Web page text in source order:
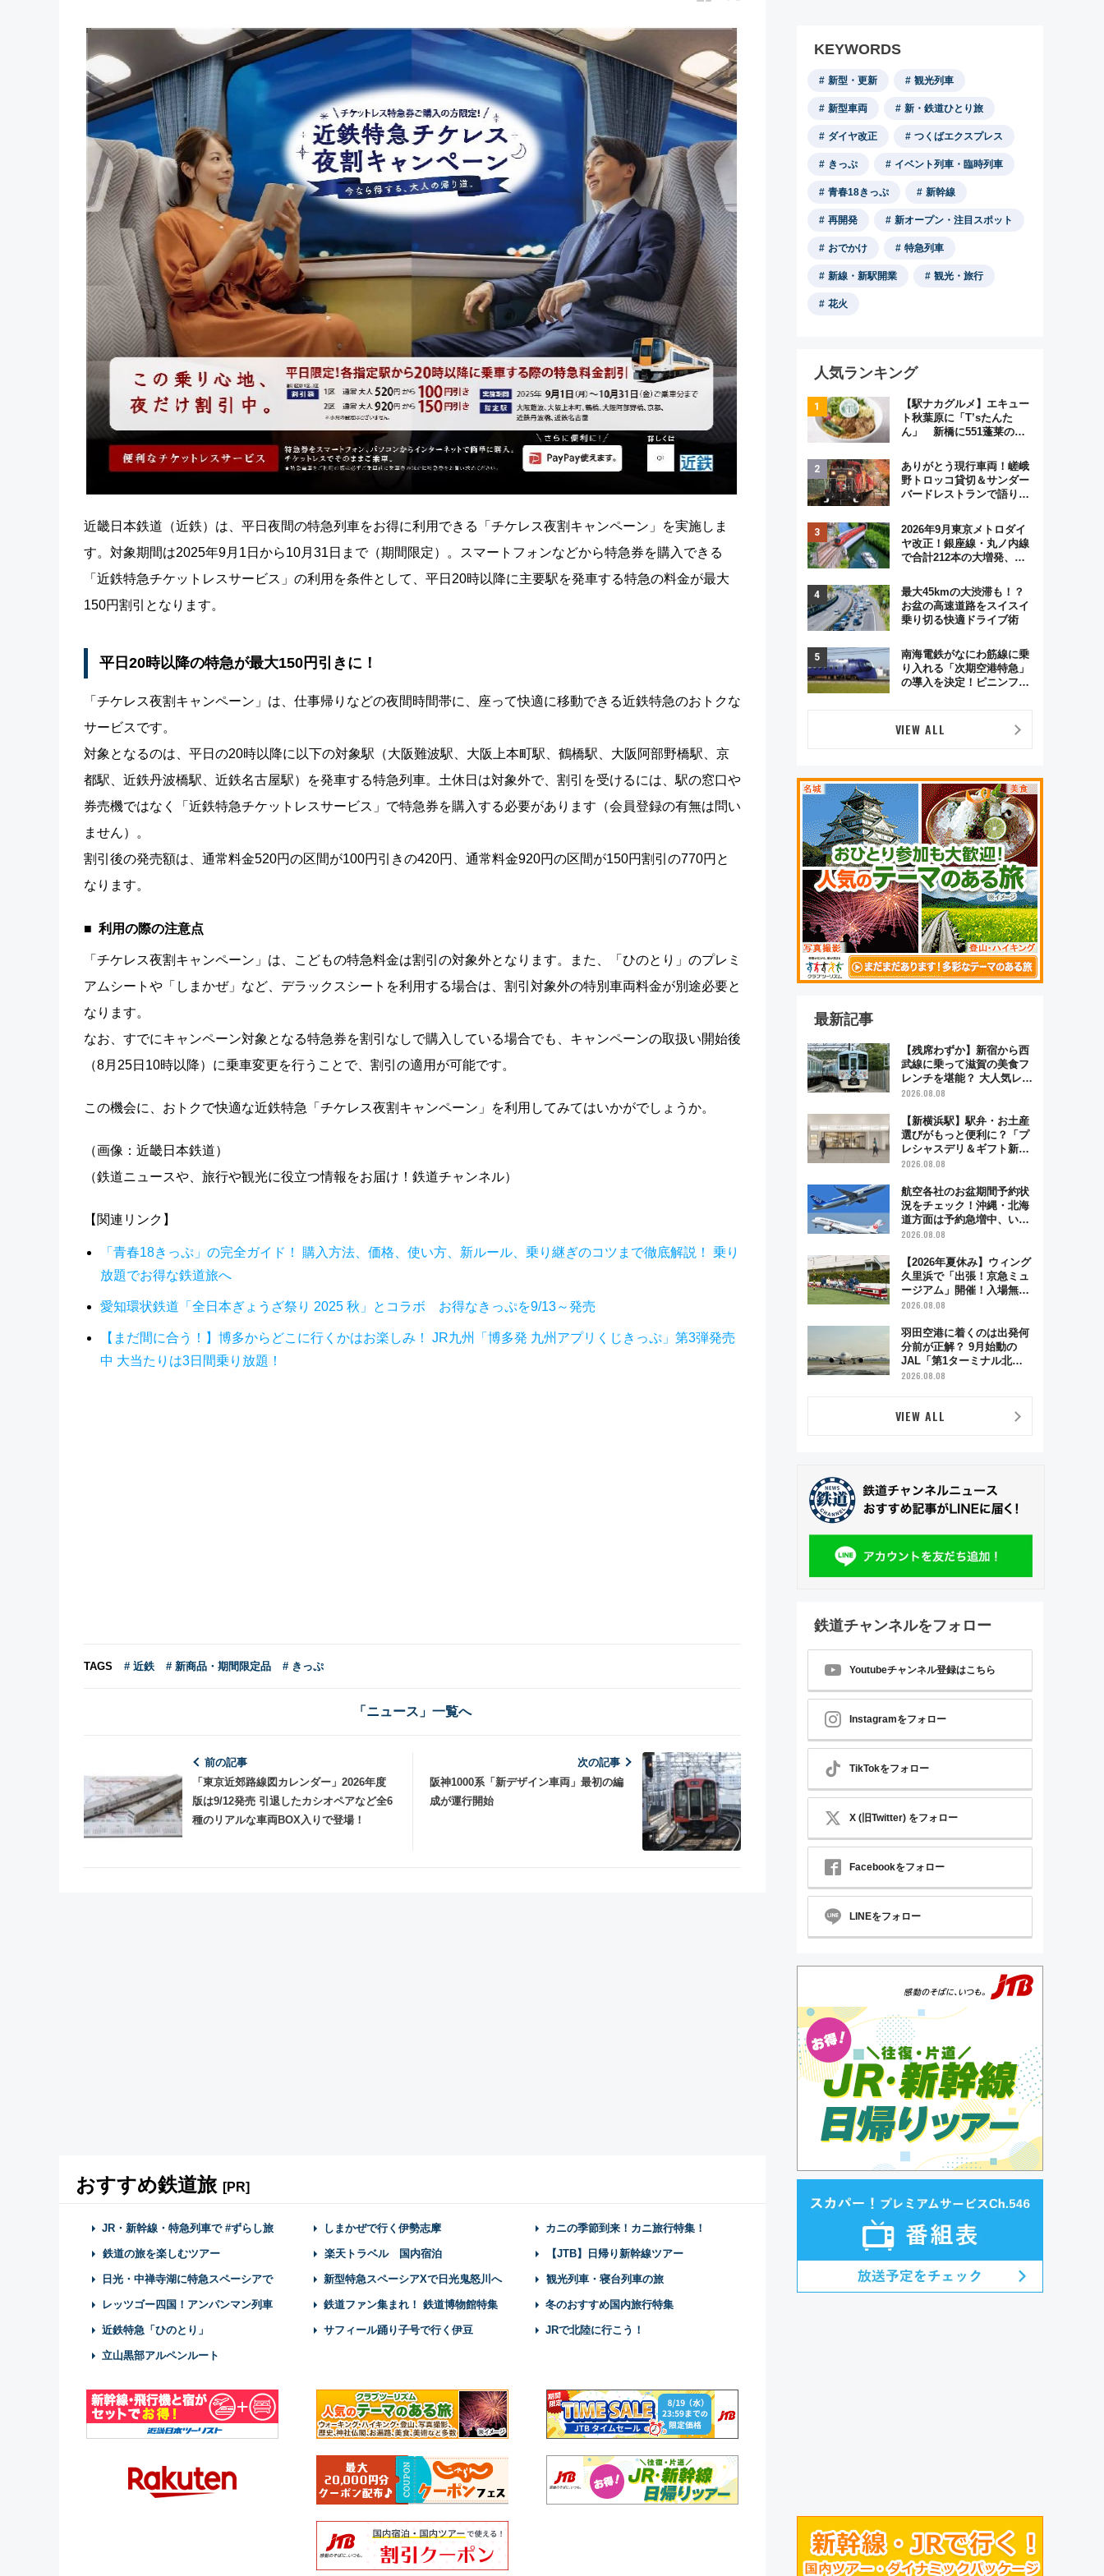
近畿日本鉄道（近鉄）は、平日夜間の特急列車をお得に利用できる「チケレス夜割キャンペーン」を実施しま
す。対象期間は2025年9月1日から10月31日まで（期間限定）。スマートフォンなどから特急券を購入できる
「近鉄特急チケットレスサービス」の利用を条件として、平日20時以降に主要駅を発車する特急の料金が最大
150円割引となります。
平日20時以降の特急が最大150円引きに！
「チケレス夜割キャンペーン」は、仕事帰りなどの夜間時間帯に、座って快適に移動できる近鉄特急のおトクな
サービスです。
対象となるのは、平日の20時以降に以下の対象駅（大阪難波駅、大阪上本町駅、鶴橋駅、大阪阿部野橋駅、京
都駅、近鉄丹波橋駅、近鉄名古屋駅）を発車する特急列車。土休日は対象外で、割引を受けるには、駅の窓口や
券売機ではなく「近鉄特急チケットレスサービス」で特急券を購入する必要があります（会員登録の有無は問い
ません）。
割引後の発売額は、通常料金520円の区間が100円引きの420円、通常料金920円の区間が150円割引の770円と
なります。
利用の際の注意点
「チケレス夜割キャンペーン」は、こどもの特急料金は割引の対象外となります。また、「ひのとり」のプレミ
アムシートや「しまかぜ」など、デラックスシートを利用する場合は、割引対象外の特別車両料金が別途必要と
なります。
なお、すでにキャンペーン対象となる特急券を割引なしで購入している場合でも、キャンペーンの取扱い開始後
（8月25日10時以降）に乗車変更を行うことで、割引の適用が可能です。
この機会に、おトクで快適な近鉄特急「チケレス夜割キャンペーン」を利用してみてはいかがでしょうか。
（画像：近畿日本鉄道）
（鉄道ニュースや、旅行や観光に役立つ情報をお届け！鉄道チャンネル）
【関連リンク】
「青春18きっぷ」の完全ガイド！ 購入方法、価格、使い方、新ルール、乗り継ぎのコツまで徹底解説！ 乗り
放題でお得な鉄道旅へ
愛知環状鉄道「全日本ぎょうざ祭り 2025 秋」とコラボ お得なきっぷを9/13～発売
【まだ間に合う！】博多からどこに行くかはお楽しみ！ JR九州「博多発 九州アプリくじきっぷ」第3弾発売
中 大当たりは3日間乗り放題！
TAGS # 近鉄 # 新商品・期間限定品 # きっぷ
「ニュース」一覧へ
前の記事
「東京近郊路線図カレンダー」2026年度
版は9/12発売 引退したカシオペアなど全6
種のリアルな車両BOX入りで登場！
次の記事
阪神1000系「新デザイン車両」最初の編
成が運行開始
おすすめ鉄道旅 [PR]
JR・新幹線・特急列車で #ずらし旅 しまかぜで行く伊勢志摩 カニの季節到来！カニ旅行特集！
鉄道の旅を楽しむツアー 楽天トラベル 国内宿泊 【JTB】日帰り新幹線ツアー
日光・中禅寺湖に特急スペーシアで 新型特急スペーシアXで日光鬼怒川へ 観光列車・寝台列車の旅
レッツゴー四国！アンパンマン列車 鉄道ファン集まれ！ 鉄道博物館特集 冬のおすすめ国内旅行特集
近鉄特急「ひのとり」 サフィール踊り子号で行く伊豆 JRで北陸に行こう！
立山黒部アルペンルート
KEYWORDS
新型・更新 観光列車
新型車両 新・鉄道ひとり旅
ダイヤ改正 つくばエクスプレス
きっぷ イベント列車・臨時列車
青春18きっぷ 新幹線
再開発 新オープン・注目スポット
おでかけ 特急列車
新線・新駅開業 観光・旅行
花火
人気ランキング
【駅ナカグルメ】エキュー
ト秋葉原に「T’sたんた
ん」 新橋に551蓬莱の
オムライス専門店「肉とた
まご」新グルメ続々登場！
【2026年8月】
ありがとう現行車両！嵯峨
野トロッコ貸切＆サンダー
バードレストランで語り合
原トシヒロと行く！9月13
日「京都の鉄道満喫ツア
ー」開催
2026年9月東京メトロダイ
ヤ改正！銀座線・丸ノ内線
で合計212本の大増発、混
最大45kmの大渋滞も！？
お盆の高速道路をスイスイ
乗り切る快適ドライブ術
南海電鉄がなにわ筋線に乗
り入れる「次期空港特急」
の導入を決定！ピニンファ
VIEW ALL
最新記事
【残席わずか】新宿から西
武線に乗って滋賀の美食フ
レンチを堪能？ 大人気レス
トラン列車「52席の至福」
の特別コラボ
2026.08.08
【新横浜駅】駅弁・お土産
選びがもっと便利に？「プ
レシャスデリ＆ギフト新横
浜」がオープン 場所や営
2026.08.08
航空各社のお盆期間予約状
況をチェック！沖縄・北海
道方面は予約急増中、いま
から狙うべき日は？
2026.08.08
【2026年夏休み】ウィング
久里浜で「出張！京急ミュ
ージアム」開催！入場無料
でスタンプラリーや子ども
2026.08.08
羽田空港に着くのは出発何
分前が正解？ 9月始動の
JAL「第1ターミナル北側
サテライト」は徒歩1キロ
2026.08.08
VIEW ALL
鉄道チャンネルをフォロー
Youtubeチャンネル登録はこちら
Instagramをフォロー
TikTokをフォロー
X (旧Twitter) をフォロー
Facebookをフォロー
LINEをフォロー